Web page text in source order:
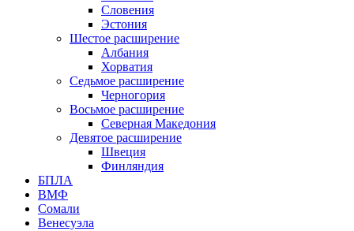
Словения
Эстония
Шестое расширение
Албания
Хорватия
Седьмое расширение
Черногория
Восьмое расширение
Северная Македония
Девятое расширение
Швеция
Финляндия
БПЛА
ВМФ
Сомали
Венесуэла